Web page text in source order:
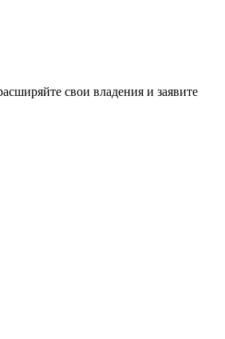
свои владения и заявите